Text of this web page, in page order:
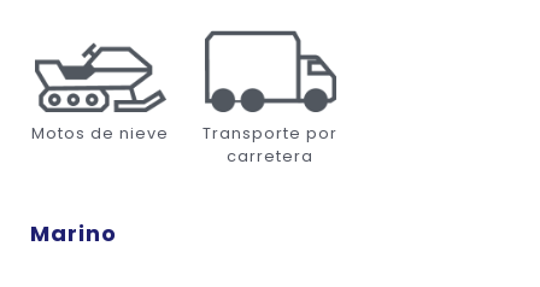
Motos de nieve
Transporte por
carretera
Marino